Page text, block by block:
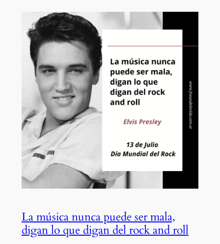
La música nunca puede ser mala,
digan lo que digan del rock and roll